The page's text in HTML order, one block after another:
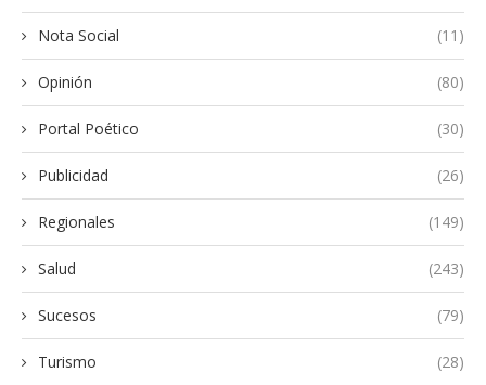
Nota Social (11)
Opinión (80)
Portal Poético (30)
Publicidad (26)
Regionales (149)
Salud (243)
Sucesos (79)
Turismo (28)